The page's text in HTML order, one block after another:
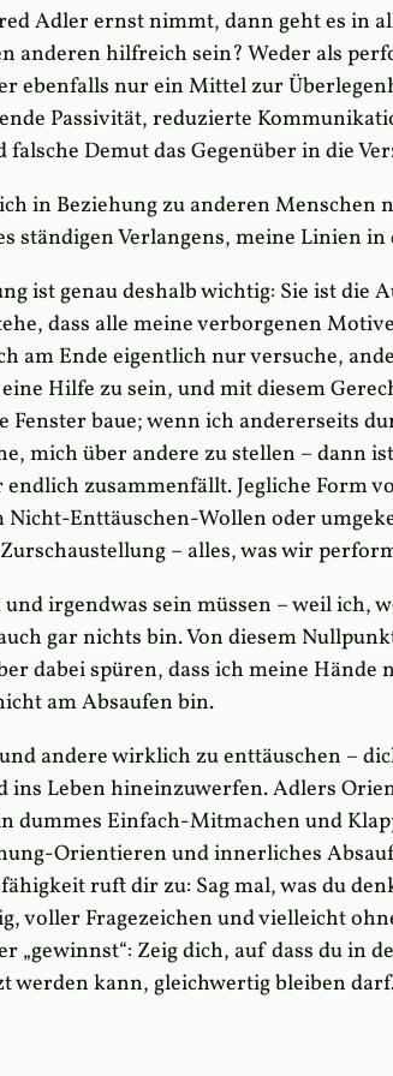
Adler ernst nimmt, dann geht es in
anderen hilfreich sein? Weder als
ebenfalls nur ein Mittel zur
Passivität, reduzierte
falsche Demut das Gegenüber in die
in Beziehung zu anderen
ständigen Verlangens, meine Linien
ist genau deshalb wichtig: Sie ist die
dass alle meine verborgenen
am Ende eigentlich nur versuche,
Hilfe zu sein, und mit diesem
Fenster baue; wenn ich andererseits
mich über andere zu stellen – dann
endlich zusammenfällt. Jegliche Form
Enttäuschen-Wollen oder
– alles, was wir
irgendwas sein müssen – weil ich,
gar nichts bin. Von diesem
dabei spüren, dass ich meine
am Absaufen bin.
andere wirklich zu enttäuschen –
ins Leben hineinzuwerfen. Adlers
dummes Einfach-Mitmachen und
Orientieren und innerliches
ruft dir zu: Sag mal, was du
voller Fragezeichen und vielleicht
„gewinnst“: Zeig dich, auf dass du
werden kann, gleichwertig bleiben